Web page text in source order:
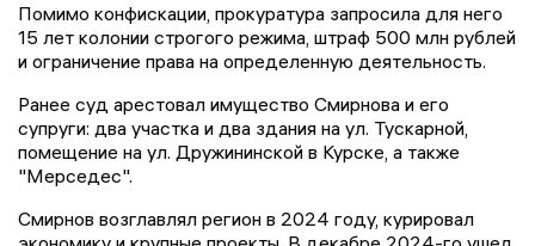
Помимо конфискации, прокуратура запросила для него
15 лет колонии строгого режима, штраф 500 млн рублей
и ограничение права на определенную деятельность.
Ранее суд арестовал имущество Смирнова и его
супруги: два участка и два здания на ул. Тускарной,
помещение на ул. Дружининской в Курске, а также
"Мерседес".
Смирнов возглавлял регион в 2024 году, курировал